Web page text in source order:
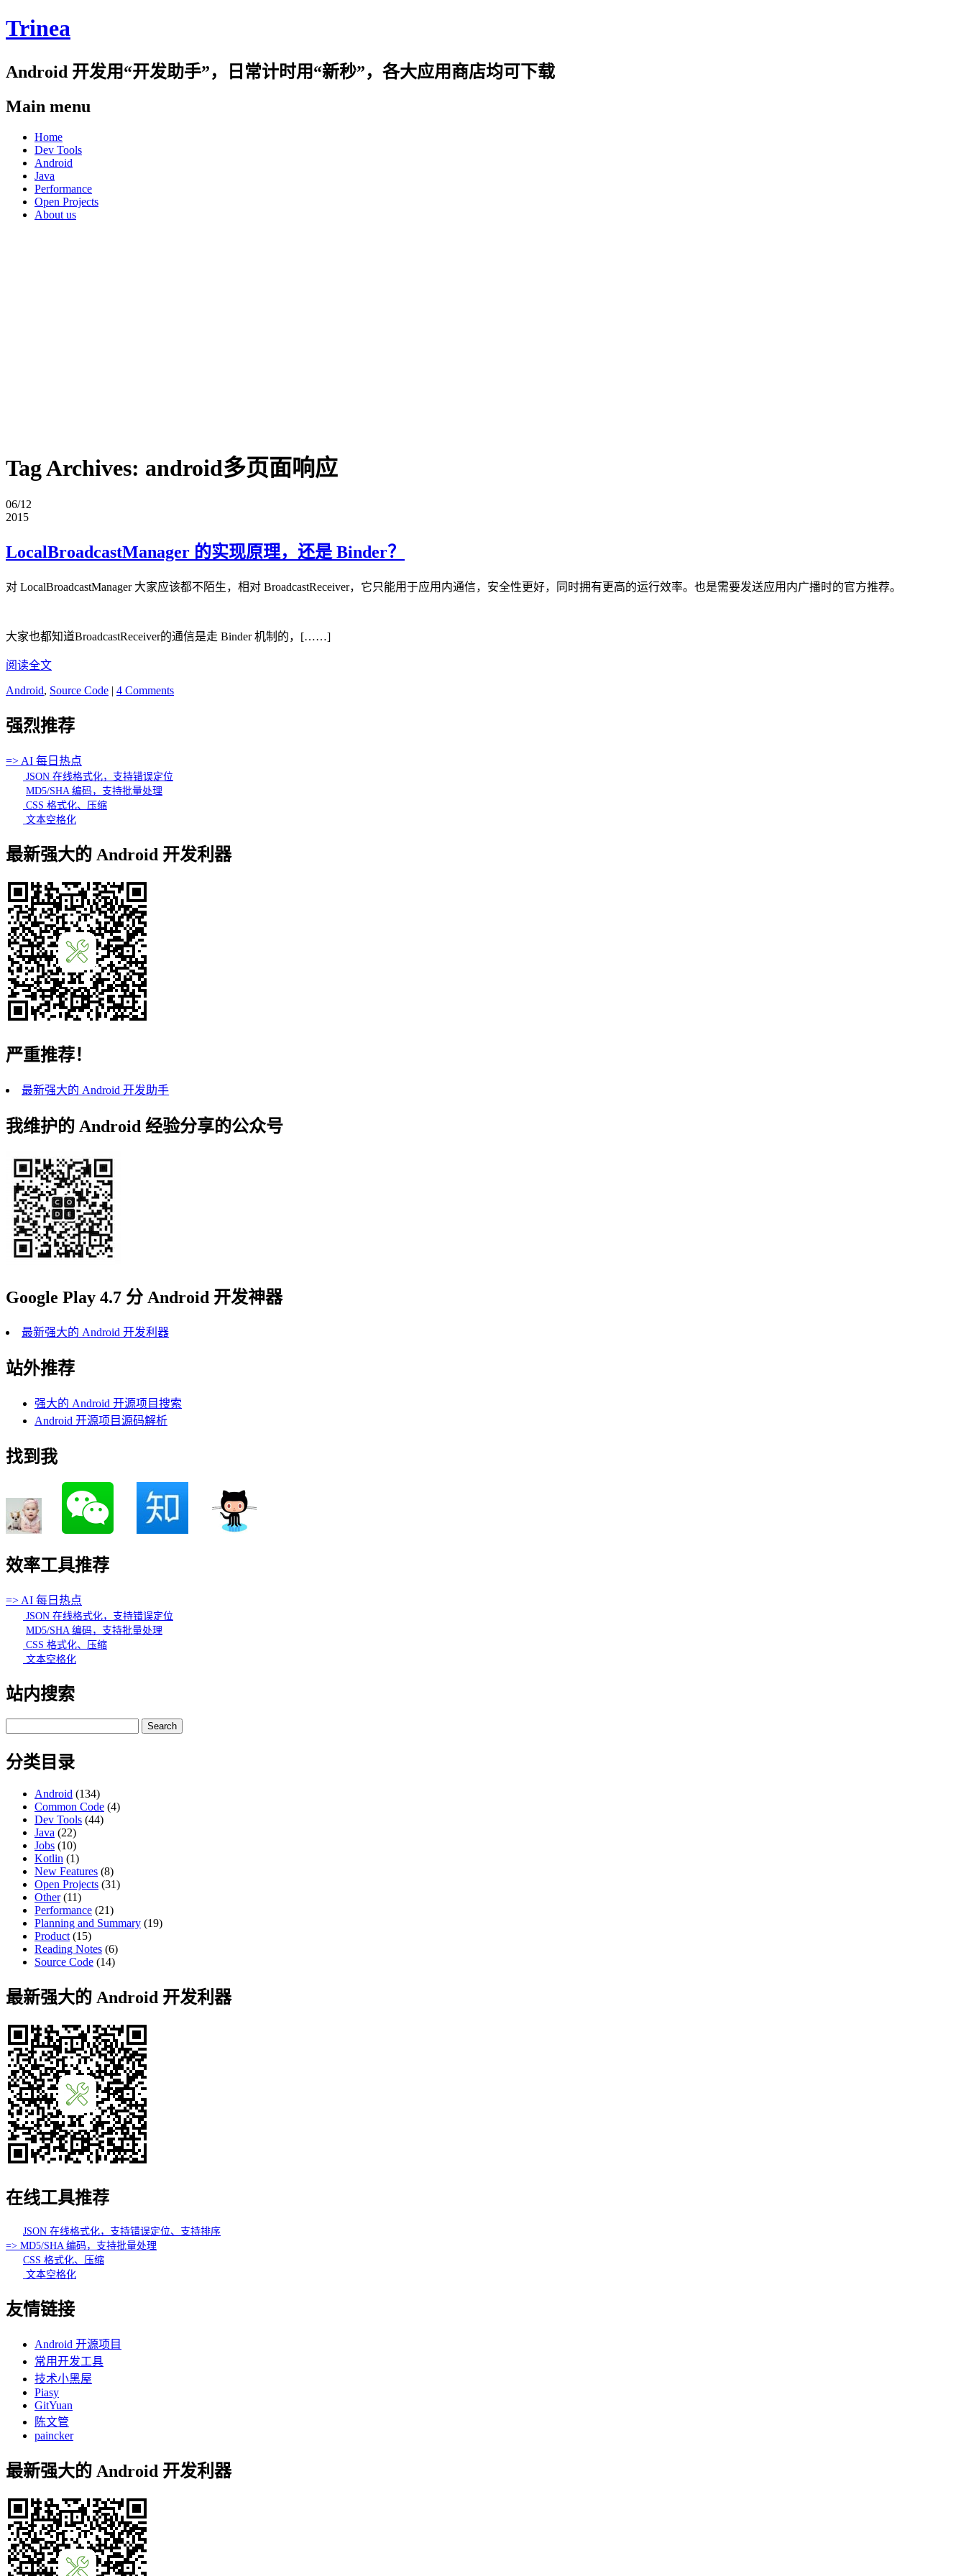
Trinea
Android 开发用“开发助手”，日常计时用“新秒”，各大应用商店均可下载
Main menu
Skip
content
Home
Dev Tools
Android
Java
Performance
Open Projects
About us
Tag Archives: android多页面响应
06/12
2015
LocalBroadcastManager 的实现原理，还是 Binder？
对 LocalBroadcastManager 大家应该都不陌生，相对 BroadcastReceiver，它只能用于应用内通信，安全性更好，同时拥有更高的运行效率。也是需要发送应用内广播时的官方推荐。
大家也都知道BroadcastReceiver的通信是走 Binder 机制的，[……]
阅读全文
Android, Source Code | 4 Comments
强烈推荐
=> AI 每日热点
JSON 在线格式化，支持错误定位
MD5/SHA 编码，支持批量处理
CSS 格式化、压缩
文本空格化
最新强大的 Android 开发利器
严重推荐！
最新强大的 Android 开发助手
我维护的 Android 经验分享的公众号
Google Play 4.7 分 Android 开发神器
最新强大的 Android 开发利器
站外推荐
强大的 Android 开源项目搜索
Android 开源项目源码解析
找到我
效率工具推荐
=> AI 每日热点
JSON 在线格式化，支持错误定位
MD5/SHA 编码，支持批量处理
CSS 格式化、压缩
文本空格化
站内搜索
for:
分类目录
Android (134)
Common Code (4)
Dev Tools (44)
Java (22)
Jobs (10)
Kotlin (1)
New Features (8)
Open Projects (31)
Other(11)
Performance (21)
Planning and Summary (19)
Product (15)
Reading Notes (6)
Source Code (14)
最新强大的 Android 开发利器
在线工具推荐
JSON 在线格式化，支持错误定位、支持排序
=> MD5/SHA 编码，支持批量处理
CSS 格式化、压缩
文本空格化
友情链接
Android 开源项目
常用开发工具
技术小黑屋
Piasy
GitYuan
陈文管
paincker
最新强大的 Android 开发利器